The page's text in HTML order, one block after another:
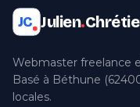
JC Julien.
Webmaster freelance
Basé à Béthune
locales.